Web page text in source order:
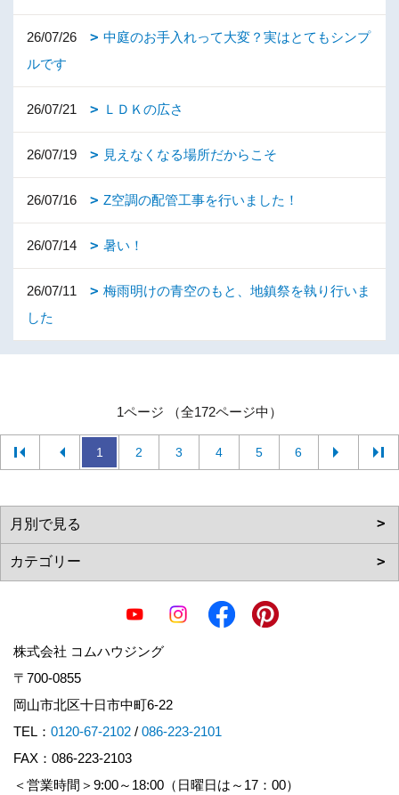
26/07/26
中庭のお手入れって大変？実はとてもシンプ
ルです
26/07/21 ＬＤＫの広さ
26/07/19 見えなくなる場所だからこそ
26/07/16 Z空調の配管工事を行いました！
26/07/14 暑い！
26/07/11
梅雨明けの青空のもと、地鎮祭を執り行いま
した
1ページ （全172ページ中）
1 2 3 4 5 6
株式会社 コムハウジング
〒700-0855
岡山市北区十日市中町6-22
TEL： 0120-67-2102 / 086-223-2101
FAX：086-223-2103
＜営業時間＞9:00～18:00（日曜日は～17：00）